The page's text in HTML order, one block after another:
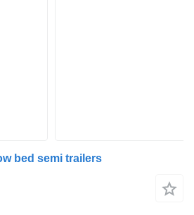
bed semi trailers